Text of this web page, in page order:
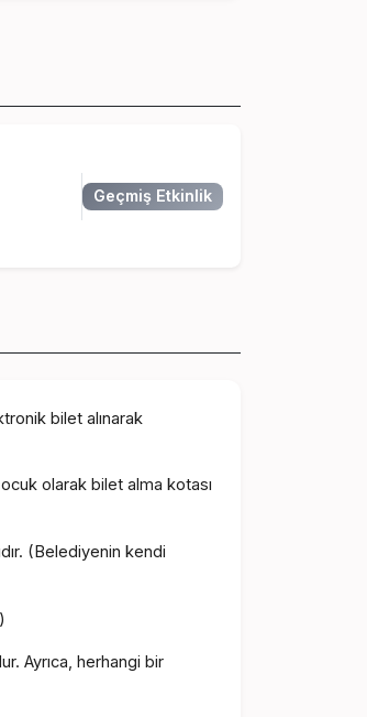
Geçmiş Etkinlik
bilet alınarak
olarak bilet alma kotası
(Belediyenin kendi
Ayrıca, herhangi bir